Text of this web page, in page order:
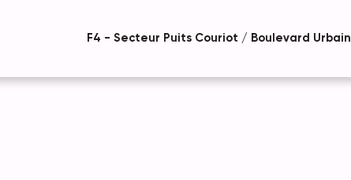
F4 - Secteur Puits Couriot / Boulevard Urbain